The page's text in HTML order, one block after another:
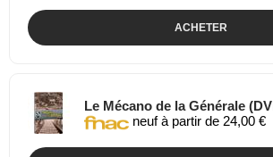
ACHETER
Le Mécano de la Générale
neuf à partir de 24,00 €